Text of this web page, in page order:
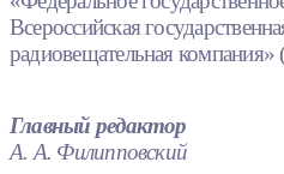
Всероссийская
радиовещательная
Главный редактор
А. А. Филипповский